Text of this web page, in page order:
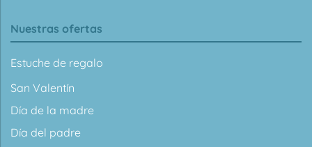
Nuestras ofertas
Estuche de regalo
San Valentín
Día de la madre
Día del padre